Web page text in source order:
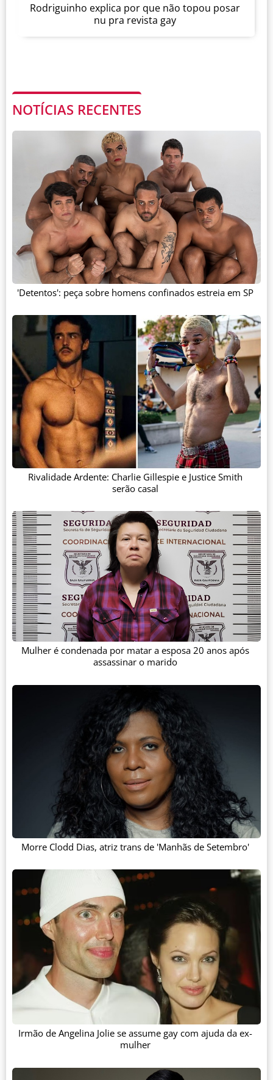
Rodriguinho explica por que não topou posar
nu pra revista gay
NOTÍCIAS RECENTES
'Detentos': peça sobre homens confinados estreia em SP
Rivalidade Ardente: Charlie Gillespie e Justice Smith
serão casal
Mulher é condenada por matar a esposa 20 anos após
assassinar o marido
Morre Clodd Dias, atriz trans de 'Manhãs de Setembro'
Irmão de Angelina Jolie se assume gay com ajuda da ex-
mulher